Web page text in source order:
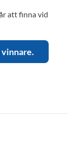
att finna vid
vinnare.